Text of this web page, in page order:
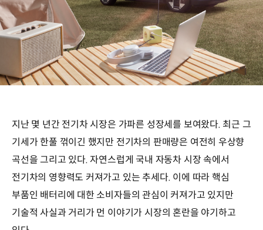
지난 몇 년간 전기차 시장은 가파른 성장세를 보여왔다. 최근 그
기세가 한풀 꺾이긴 했지만 전기차의 판매량은 여전히 우상향
곡선을 그리고 있다. 자연스럽게 국내 자동차 시장 속에서
전기차의 영향력도 커져가고 있는 추세다. 이에 따라 핵심
부품인 배터리에 대한 소비자들의 관심이 커져가고 있지만
기술적 사실과 거리가 먼 이야기가 시장의 혼란을 야기하고